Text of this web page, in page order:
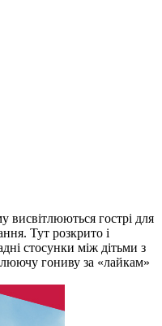
висвітлюються гострі для
Тут розкрито і
стосунки між дітьми з
гониву за «лайкам»